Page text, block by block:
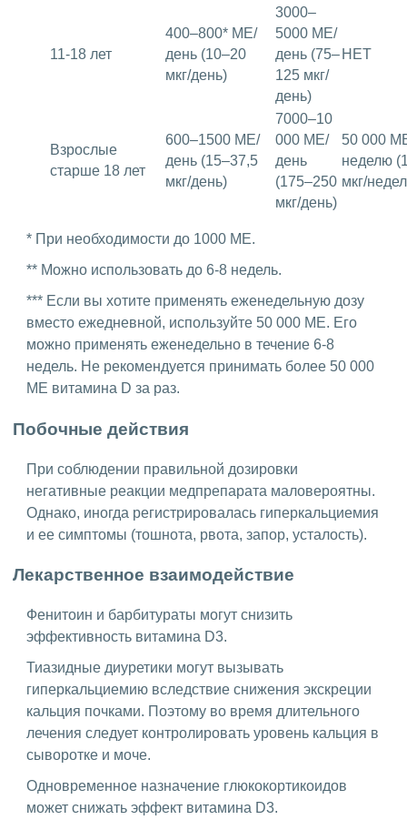
11-18 лет
400–800* МЕ/
день (10–20
мкг/день)
3000–
5000 МЕ/
день (75–
125 мкг/
день)
НЕТ
Взрослые
старше 18 лет
600–1500 МЕ/
день (15–37,5
мкг/день)
7000–10
000 МЕ/
день
(175–250
мкг/день)
50 000
неделю
мкг/
* При необходимости до 1000 МЕ.
** Можно использовать до 6-8 недель.
*** Если вы хотите применять еженедельную дозу
вместо ежедневной, используйте 50 000 МЕ. Его
можно применять еженедельно в течение 6-8
недель. Не рекомендуется принимать более 50 000
МЕ витамина D за раз.
Побочные действия
При соблюдении правильной дозировки
негативные реакции медпрепарата маловероятны.
Однако, иногда регистрировалась гиперкальциемия
и ее симптомы (тошнота, рвота, запор, усталость).
Лекарственное взаимодействие
Фенитоин и барбитураты могут снизить
эффективность витамина D3.
Тиазидные диуретики могут вызывать
гиперкальциемию вследствие снижения экскреции
кальция почками. Поэтому во время длительного
лечения следует контролировать уровень кальция в
сыворотке и моче.
Одновременное назначение глюкокортикоидов
может снижать эффект витамина D3.